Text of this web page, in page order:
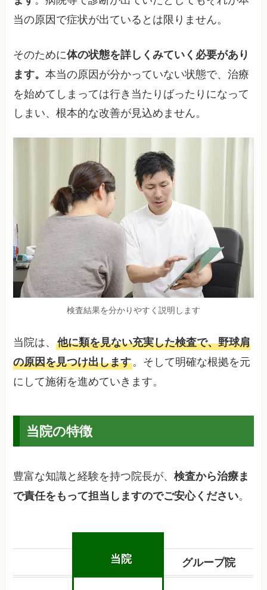
当の原因で症状が出ているとは限りません。
そのために体の状態を詳しくみていく必要があり
ます。本当の原因が分かっていない状態で、治療
を始めてしまっては行き当たりばったりになって
しまい、根本的な改善が見込めません。
検査結果を分かりやすく説明します
当院は、他に類を見ない充実した検査で、野球肩
の原因を見つけ出します。そして明確な根拠を元
にして施術を進めていきます。
当院の特徴
豊富な知識と経験を持つ院長が、検査から治療ま
で責任をもって担当しますのでご安心ください。
当院 グループ院